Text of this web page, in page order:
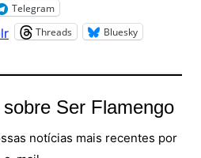
Telegram
Threads Bluesky
Ser Flamengo
notícias mais recentes por